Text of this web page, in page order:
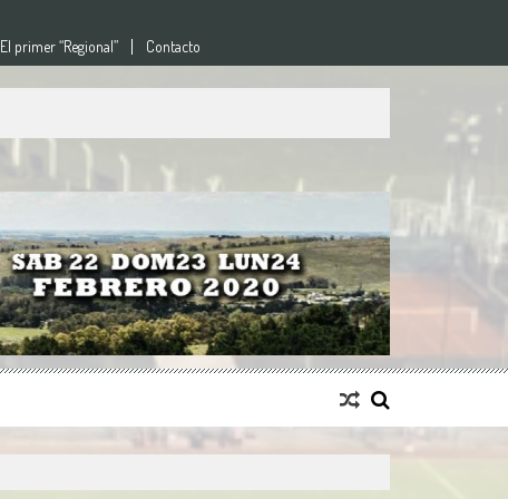
El primer “Regional” Contacto